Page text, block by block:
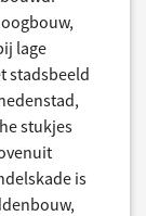
lage
stadsbeeld
stukjes
is